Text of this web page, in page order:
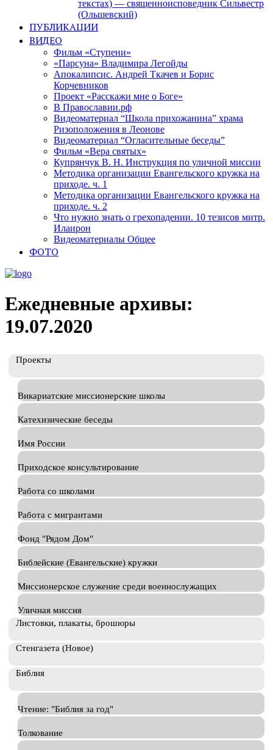
текстах) — священноисповедник Сильвестр
(Ольшевский)
ПУБЛИКАЦИИ
ВИДЕО
Фильм «Ступени»
«Парсуна» Владимира Легойды
Апокалипсис. Андрей Ткачев и Борис
Корчевников
Проект «Расскажи мне о Боге»
В Православии.рф
Видеоматериал “Школа прихожанина” храма
Ризоположения в Леонове
Видеоматериал “Огласительные беседы”
Фильм «Вера святых»
Купрянчук В. Н. Инструкция по уличной миссии
Методика организации Евангельского кружка на
приходе. ч. 1
Методика организации Евангельского кружка на
приходе. ч. 2
Что нужно знать о грехопадении. 10 тезисов митр.
Илаирон
Видеоматериалы Общее
ФОТО
Ежедневные архивы:
19.07.2020
Проекты
Викариатские миссионерские школы
Катехизические беседы
Имя России
Приходское консультирование
Работа со школами
Работа с мигрантами
Фонд "Рядом Дом"
Библейские (Евангельские) кружки
Миссионерское служение среди военнослужащих
Уличная миссия
Листовки, плакаты, брошюры
Стенгазета (Новое)
Библия
Чтение: "Библия за год"
Толкование